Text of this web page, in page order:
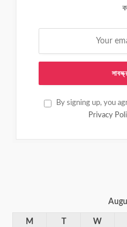
By signing up, you
Privacy
M W